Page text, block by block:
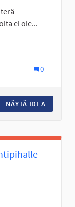
ei ole...
0
NÄYTÄ IDEA